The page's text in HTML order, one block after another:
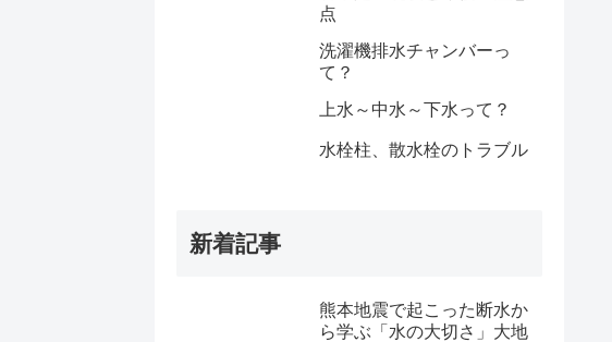
点
洗濯機排水チャンバーっ
て？
上水～中水～下水って？
水栓柱、散水栓のトラブル
新着記事
熊本地震で起こった断水か
ら学ぶ「水の大切さ」大地